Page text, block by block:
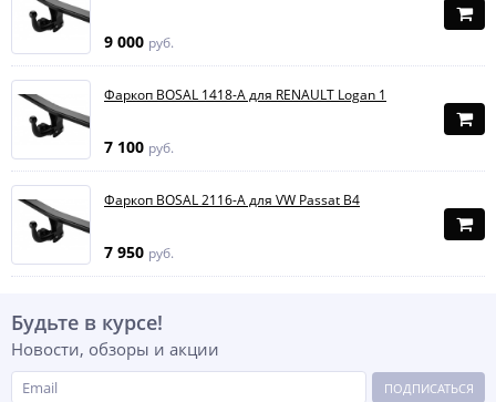
9 000 руб.
Фаркоп BOSAL 1418-A для RENAULT Logan 1
7 100 руб.
Фаркоп BOSAL 2116-A для VW Passat B4
7 950 руб.
Будьте в курсе!
Новости, обзоры и акции
ПОДПИСАТЬСЯ